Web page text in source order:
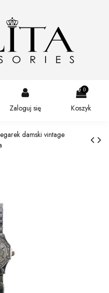
Zaloguj się
0
Koszyk
damski vintage